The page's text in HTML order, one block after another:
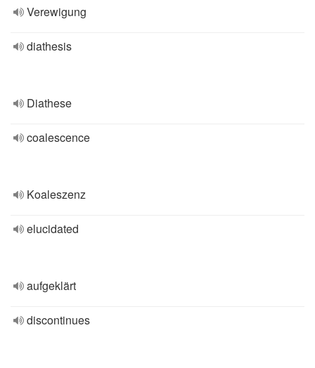
Verewigung
diathesis
Diathese
coalescence
Koaleszenz
elucidated
aufgeklärt
discontinues